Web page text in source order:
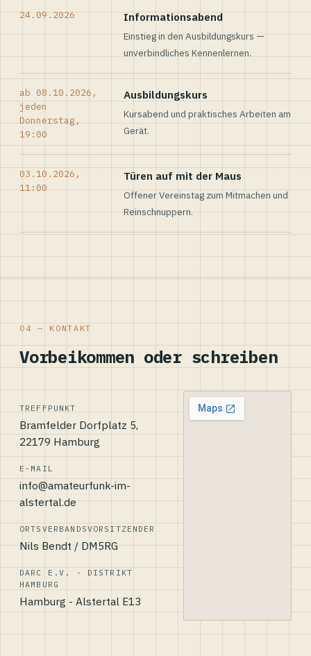
24.09.2026 Informationsabend
Einstieg in den Ausbildungskurs —
unverbindliches Kennenlernen.
ab 08.10.2026,
jeden
Donnerstag,
19:00
Ausbildungskurs
Kursabend und praktisches Arbeiten am
Gerät.
03.10.2026,
11:00
Türen auf mit der Maus
Offener Vereinstag zum Mitmachen und
Reinschnuppern.
04 — KONTAKT
Vorbeikommen oder schreiben
TREFFPUNKT
Bramfelder Dorfplatz 5,
22179 Hamburg
E-MAIL
info@amateurfunk-im-
alstertal.de
ORTSVERBANDSVORSITZENDER
Nils Bendt / DM5RG
DARC E.V. - DISTRIKT
HAMBURG
Hamburg - Alstertal E13